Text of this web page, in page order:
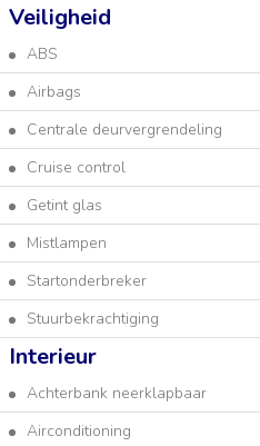
Veiligheid
ABS
Airbags
Centrale deurvergrendeling
Cruise control
Getint glas
Mistlampen
Startonderbreker
Stuurbekrachtiging
Interieur
Achterbank neerklapbaar
Airconditioning